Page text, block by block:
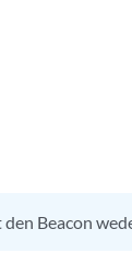
Beacon